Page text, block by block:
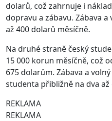
dolarů, což zahrnuje i
dopravu a zábavu. Zábava
až 400 dolarů měsíčně.
Na druhé straně český
15 000 korun měsíčně, což
675 dolarům. Zábava a
studenta přibližně na dva
REKLAMA
REKLAMA